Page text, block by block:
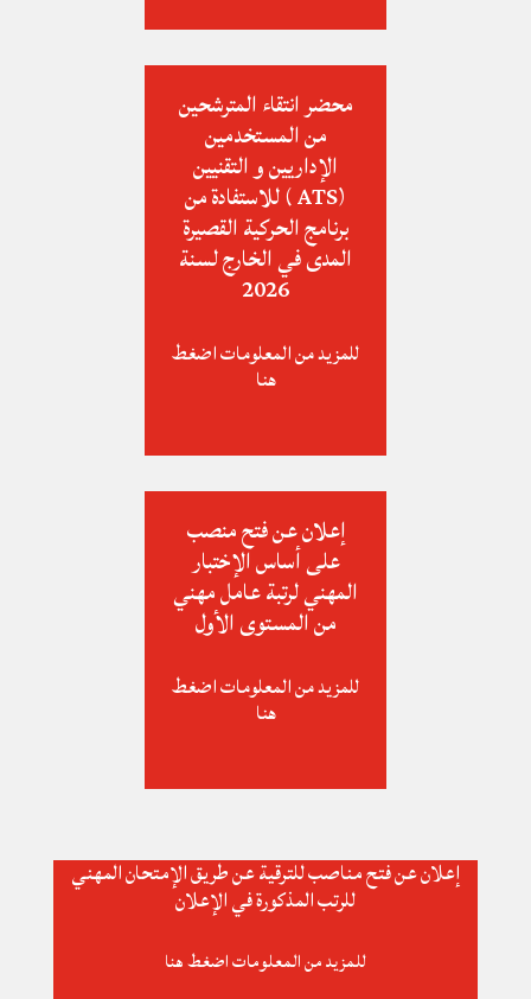
محضر انتقاء المترشحين
من المستخدمين
الإداريين و التقنيين
(ATS ) للاستفادة من
برنامج الحركية القصيرة
المدى في الخارج لسنة
2026
للمزيد من المعلومات اضغط
هنا
إعلان عن فتح منصب
على أساس الإختبار
المهني لرتبة عامل مهني
من المستوى الأول
للمزيد من المعلومات اضغط
هنا
إعلان عن فتح مناصب للترقية عن طريق الإمتحان المهني
للرتب المذكورة في الإعلان
للمزيد من المعلومات اضغط هنا